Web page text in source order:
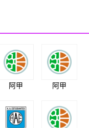
阿甲 阿甲